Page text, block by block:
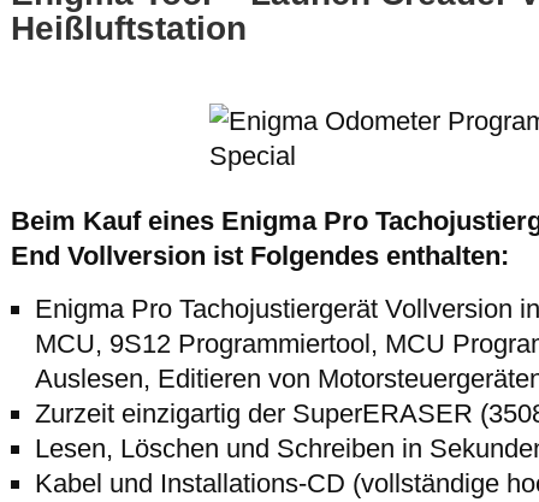
Heißluftstation
Beim Kauf eines Enigma Pro
End Vollversion ist Folgendes enthalten:
Enigma Pro Tachojustiergerät Vollversion
MCU, 9S12 Programmiertool, MCU
Auslesen, Editieren von
Zurzeit einzigartig der SuperERASER
Lesen, Löschen und Schreiben in
Kabel und Installations-CD (vollständige